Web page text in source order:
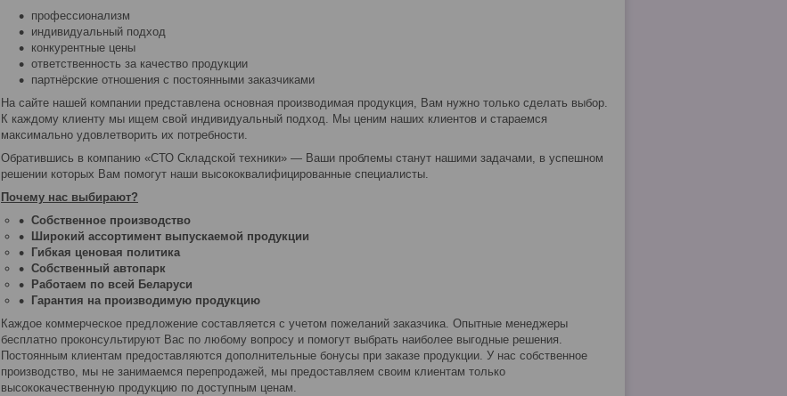
профессионализм
индивидуальный подход
конкурентные цены
ответственность за качество продукции
партнёрские отношения с постоянными заказчиками
На сайте нашей компании представлена основная производимая продукция, Вам нужно только сделать выбор.
К каждому клиенту мы ищем свой индивидуальный подход. Мы ценим наших клиентов и стараемся
максимально удовлетворить их потребности.
Обратившись в компанию «СТО Складской техники» ― Ваши проблемы станут нашими задачами, в успешном
решении которых Вам помогут наши высококвалифицированные специалисты.
Почему нас выбирают?
Собственное производство
Широкий ассортимент выпускаемой продукции
Гибкая ценовая политика
Собственный автопарк
Работаем по всей Беларуси
Гарантия на производимую продукцию
Каждое коммерческое предложение составляется с учетом пожеланий заказчика. Опытные менеджеры
бесплатно проконсультируют Вас по любому вопросу и помогут выбрать наиболее выгодные решения.
Постоянным клиентам предоставляются дополнительные бонусы при заказе продукции. У нас собственное
производство, мы не занимаемся перепродажей, мы предоставляем своим клиентам только
высококачественную продукцию по доступным ценам.